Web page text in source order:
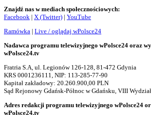
Znajdź nas w mediach społecznościowych:
Facebook | X (Twitter) | YouTube
Ramówka | Live / oglądaj wPolsce24
Nadawca programu telewizyjnego wPolsce24 oraz
wPolsce24.tv
Fratria S.A, ul. Legionów 126-128, 81-472 Gdynia
KRS 0001236111, NIP: 113-285-77-90
Kapitał zakładowy: 20.260.900,00 PLN
Sąd Rejonowy Gdańsk-Północ w Gdańsku, VIII
Adres redakcji programu telewizyjnego wPolsce24
wPolsce24.tv